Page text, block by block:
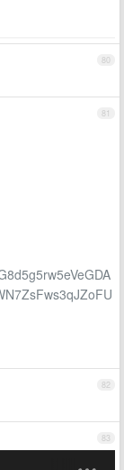
80
81
82
83